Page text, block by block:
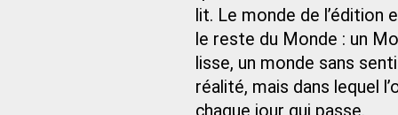
lit. Le monde de
le reste du Monde : un
lisse, un monde sans
réalité, mais dans lequel